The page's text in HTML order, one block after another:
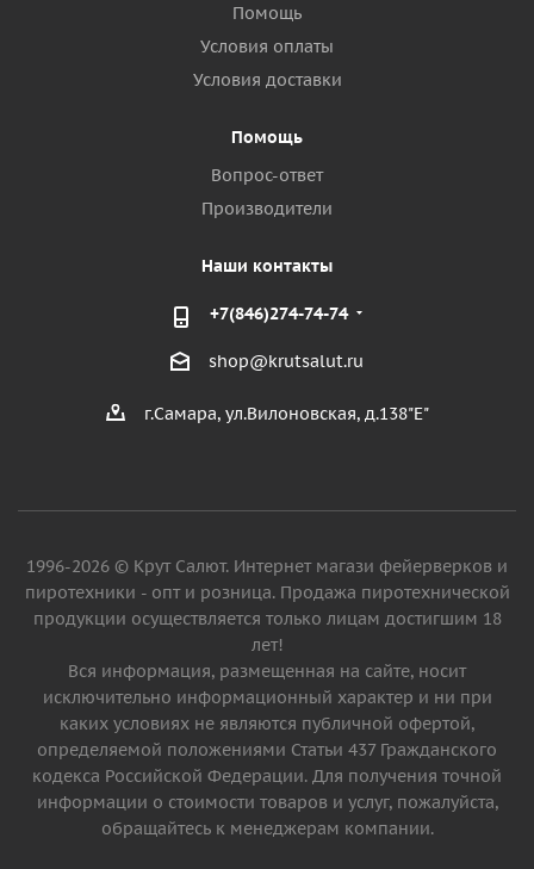
Помощь
Условия оплаты
Условия доставки
Помощь
Вопрос-ответ
Производители
Наши контакты
+7(846)274-74-74
shop@krutsalut.ru
г.Самара, ул.Вилоновская, д.138"Е"
1996-2026 © Крут Салют. Интернет магази фейерверков и
пиротехники - опт и розница. Продажа пиротехнической
продукции осуществляется только лицам достигшим 18
лет!
Вся информация, размещенная на сайте, носит
исключительно информационный характер и ни при
каких условиях не являются публичной офертой,
определяемой положениями Статьи 437 Гражданского
кодекса Российской Федерации. Для получения точной
информации о стоимости товаров и услуг, пожалуйста,
обращайтесь к менеджерам компании.